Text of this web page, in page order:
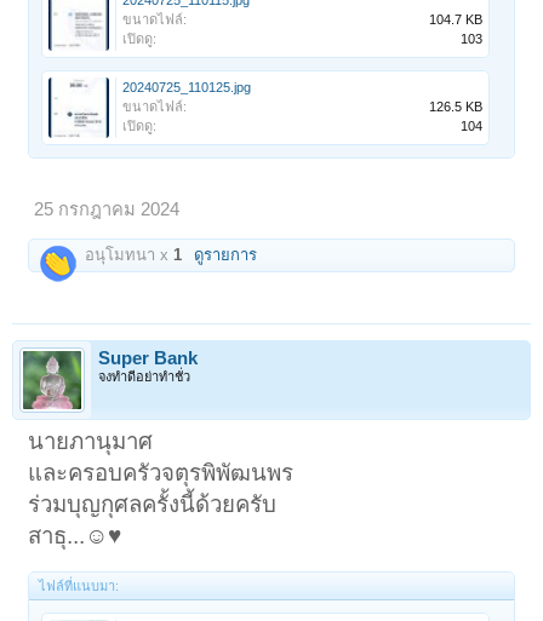
ขนาดไฟล์:
104.7 KB
เปิดดู:
103
20240725_110125.jpg
ขนาดไฟล์:
126.5 KB
เปิดดู:
104
25 กรกฎาคม 2024
อนุโมทนา x1 ดูรายการ
Super Bank
จงทำดีอย่าทำชั่ว
นายภานุมาศ
และครอบครัวจตุรพิพัฒนพร
ร่วมบุญกุศลครั้งนี้ด้วยครับ
สาธุ...☺️♥️
ไฟล์ที่แนบมา: